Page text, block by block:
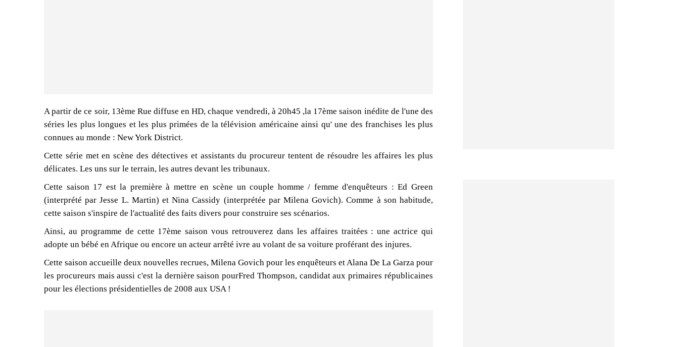
A partir de ce soir, 13ème Rue diffuse en HD, chaque vendredi, à 20h45 ,la 17ème saison inédite de l'une des
séries les plus longues et les plus primées de la télévision américaine ainsi qu' une des franchises les plus
connues au monde : New York District.
Cette série met en scène des détectives et assistants du procureur tentent de résoudre les affaires les plus
délicates. Les uns sur le terrain, les autres devant les tribunaux.
Cette saison 17 est la première à mettre en scène un couple homme / femme d'enquêteurs : Ed Green
(interprété par Jesse L. Martin) et Nina Cassidy (interprétée par Milena Govich). Comme à son habitude,
cette saison s'inspire de l'actualité des faits divers pour construire ses scénarios.
Ainsi, au programme de cette 17ème saison vous retrouverez dans les affaires traitées : une actrice qui
adopte un bébé en Afrique ou encore un acteur arrêté ivre au volant de sa voiture proférant des injures.
Cette saison accueille deux nouvelles recrues, Milena Govich pour les enquêteurs et Alana De La Garza pour
les procureurs mais aussi c'est la dernière saison pourFred Thompson, candidat aux primaires républicaines
pour les élections présidentielles de 2008 aux USA !